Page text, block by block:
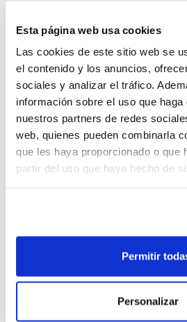
Esta página web usa cookies
Las cookies de este sitio web se
el contenido y los anuncios,
sociales y analizar el tráfico.
información sobre el uso que
nuestros partners de redes
web, quienes pueden combinarla
que les haya proporcionado o que
partir del uso que haya hecho de
Permitir
Personalizar
Xàtiva”
Derechos de
Junior 2014/2015
NBF Castelló y
se juegan el liderato